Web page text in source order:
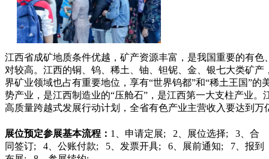
江西省成矿地质条件优越，矿产资源丰富，是我国重要的有
对较高。江西的铜、钨、稀土、铀、钽铌、金、银七大类矿
界矿业领域也占有重要地位，享有“世界钨都”和“稀土王国”
势产业，是江西制造业的“压舱石”，是江西第一大支柱产业
高质量跨越式发展行动计划，全省有色产业主营收入要达到万
展位预定参展基本流程： 1、申请定展; 2、展位选择; 3、合
同签订; 4、公账付款; 5、发票开具; 6、展前通知; 7、报到